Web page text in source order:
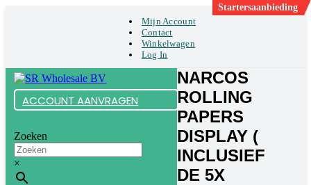
Mijn Account
Contact
Winkelwagen
Log In
ACCOUNT AANVRAGEN
Zoeken
×
NARCOS
ROLLING
PAPERS
DISPLAY (
INCLUSIEF
DE 5X
Startersaanbieding